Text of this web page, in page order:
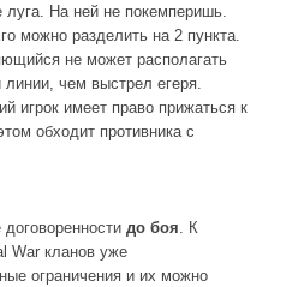
луга. На ней не покемперишь.
можно разделить на 2 пункта.
не может располагать
линии, чем выстрел егеря.
игрок имеет право прижаться к
обходит противника с
до боя. К
War кланов уже
ограничения и их можно